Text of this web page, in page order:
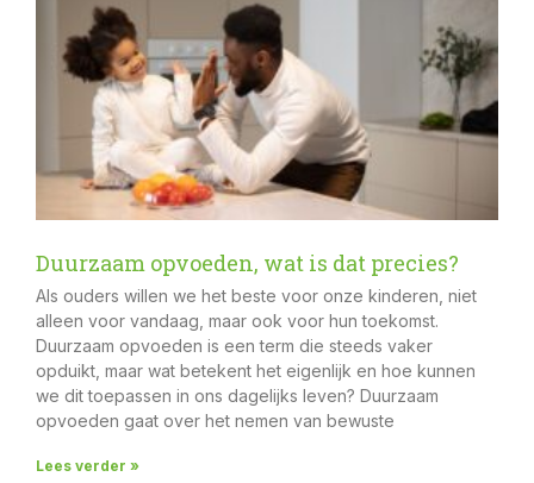
Duurzaam opvoeden, wat is dat precies?
Als ouders willen we het beste voor onze kinderen, niet
alleen voor vandaag, maar ook voor hun toekomst.
Duurzaam opvoeden is een term die steeds vaker
opduikt, maar wat betekent het eigenlijk en hoe kunnen
we dit toepassen in ons dagelijks leven? Duurzaam
opvoeden gaat over het nemen van bewuste
Lees verder »